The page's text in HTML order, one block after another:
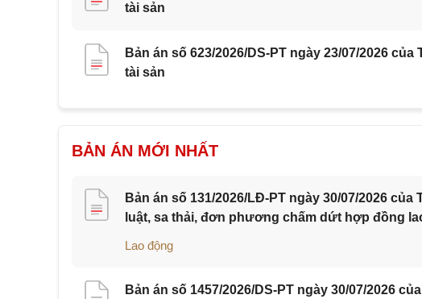
tài sản
Bản án số 623/2026/DS-PT ngày 23/07/2026
tài sản
BẢN ÁN MỚI NHẤT
Bản án số 131/2026/LĐ-PT ngày 30/07/2026
luật, sa thải, đơn phương chấm dứt hợp đồng
Lao động
Bản án số 1457/2026/DS-PT ngày 30/07/2026